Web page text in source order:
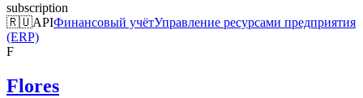
subscription
🇷🇺APIФинансовый учётУправление ресурсами предприятия
(ERP)
F
Flores